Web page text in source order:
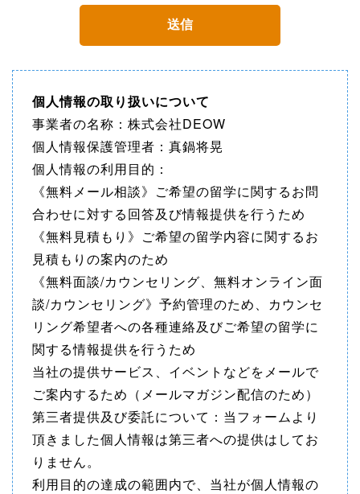
個人情報の取り扱いについて
事業者の名称：株式会社DEOW
個人情報保護管理者：真鍋将晃
個人情報の利用目的：
《無料メール相談》ご希望の留学に関するお問
合わせに対する回答及び情報提供を行うため
《無料見積もり》ご希望の留学内容に関するお
見積もりの案内のため
《無料面談/カウンセリング、無料オンライン面
談/カウンセリング》予約管理のため、カウンセ
リング希望者への各種連絡及びご希望の留学に
関する情報提供を行うため
当社の提供サービス、イベントなどをメールで
ご案内するため（メールマガジン配信のため）
第三者提供及び委託について：当フォームより
頂きました個人情報は第三者への提供はしてお
りません。
利用目的の達成の範囲内で、当社が個人情報の